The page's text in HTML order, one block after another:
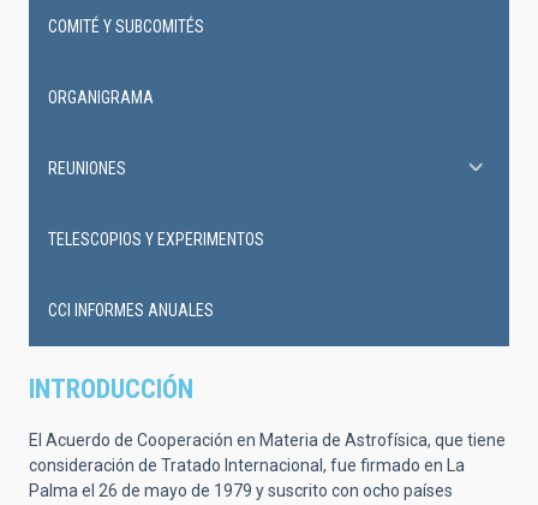
INTRODUCCIÓN
El Acuerdo de Cooperación en Materia de Astrofísica, que tiene
consideración de Tratado Internacional, fue firmado en La
Palma el 26 de mayo de 1979 y suscrito con ocho países
navigation
COMITÉ Y SUBCOMITÉS
ORGANIGRAMA
REUNIONES
TELESCOPIOS Y EXPERIMENTOS
CCI INFORMES ANUALES